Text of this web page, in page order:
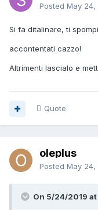
Posted May 24,
Si fa ditalinare, ti
accontentati cazzo!
Altrimenti lascialo e
Quote
oleplus
Posted May 24,
On 5/24/2019 at